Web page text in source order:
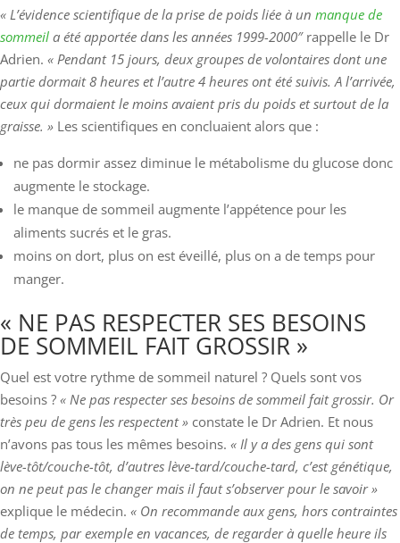
« L’évidence scientifique de la prise de poids liée à un manque de
sommeil a été apportée dans les années 1999-2000″ rappelle le Dr
Adrien. « Pendant 15 jours, deux groupes de volontaires dont une
partie dormait 8 heures et l’autre 4 heures ont été suivis. A l’arrivée,
ceux qui dormaient le moins avaient pris du poids et surtout de la
graisse. » Les scientifiques en concluaient alors que :
ne pas dormir assez diminue le métabolisme du glucose donc
augmente le stockage.
le manque de sommeil augmente l’appétence pour les
aliments sucrés et le gras.
moins on dort, plus on est éveillé, plus on a de temps pour
manger.
« NE PAS RESPECTER SES BESOINS
DE SOMMEIL FAIT GROSSIR »
Quel est votre rythme de sommeil naturel ? Quels sont vos
besoins ? « Ne pas respecter ses besoins de sommeil fait grossir. Or
très peu de gens les respectent » constate le Dr Adrien. Et nous
n’avons pas tous les mêmes besoins. « Il y a des gens qui sont
lève-tôt/couche-tôt, d’autres lève-tard/couche-tard, c’est génétique,
on ne peut pas le changer mais il faut s’observer pour le savoir »
explique le médecin. « On recommande aux gens, hors contraintes
de temps, par exemple en vacances, de regarder à quelle heure ils